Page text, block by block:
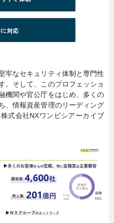
牢なセキュリティ体制と専門性
。そして、このプロフェッショ
機関や官公庁をはじめ、多くの
、情報資産管理のリーディング
式会社NXワンビシアーカイブ